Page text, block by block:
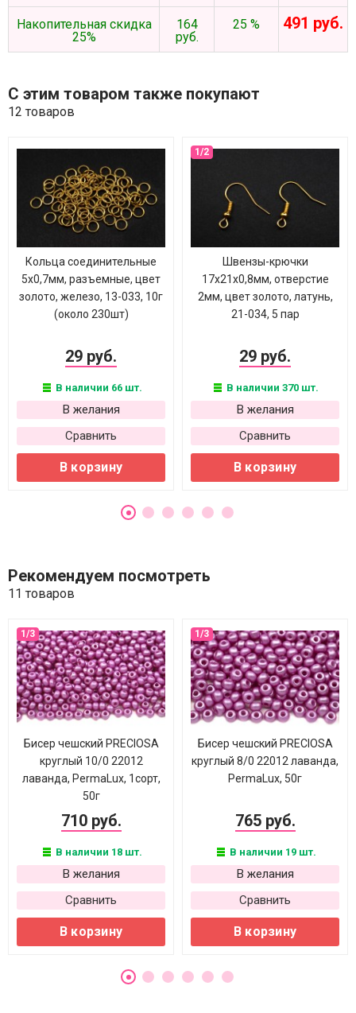
Накопительная скидка
25%
164
руб.
25 % 491 руб.
С этим товаром также покупают
12 товаров
Кольца соединительные
5х0,7мм, разъемные, цвет
золото, железо, 13-033, 10г
(около 230шт)
29 руб.
В наличии 66 шт.
В желания
Сравнить
В корзину
Швензы-крючки
17х21х0,8мм, отверстие
2мм, цвет золото, латунь,
21-034, 5 пар
29 руб.
В наличии 370 шт.
В желания
Сравнить
В корзину
Рекомендуем посмотреть
11 товаров
Бисер чешский PRECIOSA
круглый 10/0 22012
лаванда, PermaLux, 1сорт,
50г
710 руб.
В наличии 18 шт.
В желания
Сравнить
В корзину
Бисер чешский PRECIOSA
круглый 8/0 22012 лаванда,
PermaLux, 50г
765 руб.
В наличии 19 шт.
В желания
Сравнить
В корзину